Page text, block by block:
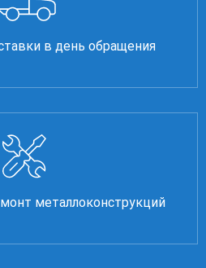
в день обращения
металлоконструкций